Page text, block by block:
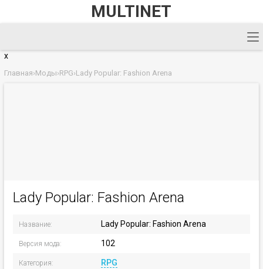
MULTINET
x
Главная›Моды›RPG›Lady Popular: Fashion Arena
Lady Popular: Fashion Arena
Название: Lady Popular: Fashion Arena
Версия мода: 102
Категория: RPG